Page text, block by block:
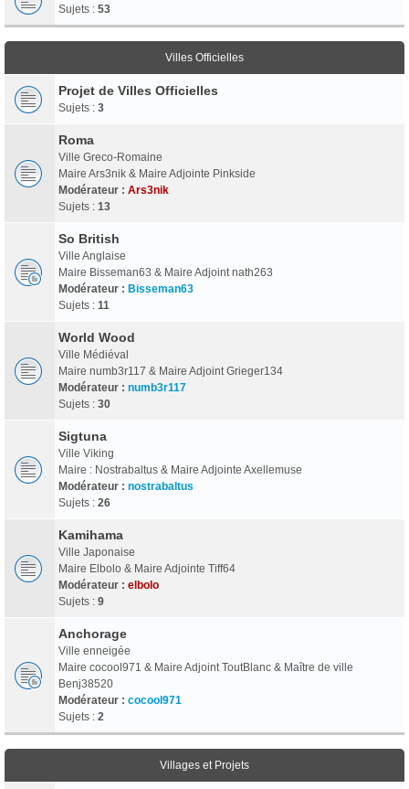
Sujets : 53
Villes Officielles
Projet de Villes Officielles
Sujets : 3
Roma
Ville Greco-Romaine
Maire Ars3nik & Maire Adjointe Pinkside
Modérateur : Ars3nik
Sujets : 13
So British
Ville Anglaise
Maire Bisseman63 & Maire Adjoint nath263
Modérateur : Bisseman63
Sujets : 11
World Wood
Ville Médiéval
Maire numb3r117 & Maire Adjoint Grieger134
Modérateur : numb3r117
Sujets : 30
Sigtuna
Ville Viking
Maire : Nostrabaltus & Maire Adjointe Axellemuse
Modérateur : nostrabaltus
Sujets : 26
Kamihama
Ville Japonaise
Maire Elbolo & Maire Adjointe Tiff64
Modérateur : elbolo
Sujets : 9
Anchorage
Ville enneigée
Maire cocool971 & Maire Adjoint ToutBlanc & Maître de ville
Benj38520
Modérateur : cocool971
Sujets : 2
Villages et Projets